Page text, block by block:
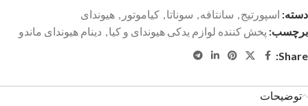
دسته: اسپورتیج, سانتافه, سوناتا, کیاموتور , هیوندای
برچسب: پخش کننده لوازم یدکی هیوندای و کیا, دینام هیوندای ماندو
Share:
توضیحات